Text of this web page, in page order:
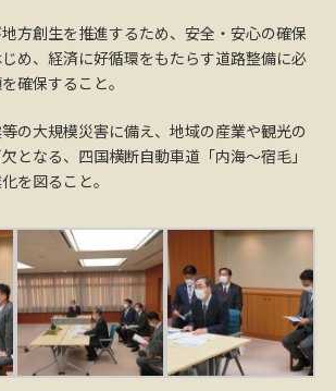
方創生を推進するため、安全・安心の確保
め、経済に好循環をもたらす道路整備に必
確保すること。
の大規模災害に備え、地域の産業や観光の
となる、四国横断自動車道「内海～宿毛」
を図ること。